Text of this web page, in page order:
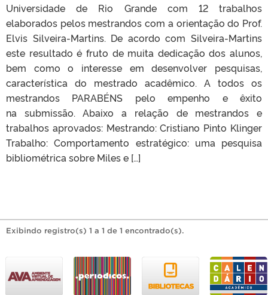
Universidade de Rio Grande com 12 trabalhos
elaborados pelos mestrandos com a orientação do Prof.
Elvis Silveira-Martins. De acordo com Silveira-Martins
este resultado é fruto de muita dedicação dos alunos,
bem como o interesse em desenvolver pesquisas,
característica do mestrado acadêmico. A todos os
mestrandos PARABÉNS pelo empenho e êxito
na submissão. Abaixo a relação de mestrandos e
trabalhos aprovados: Mestrando: Cristiano Pinto Klinger
Trabalho: Comportamento estratégico: uma pesquisa
bibliométrica sobre Miles e […]
Exibindo registro(s) 1 a 1 de 1 encontrado(s).